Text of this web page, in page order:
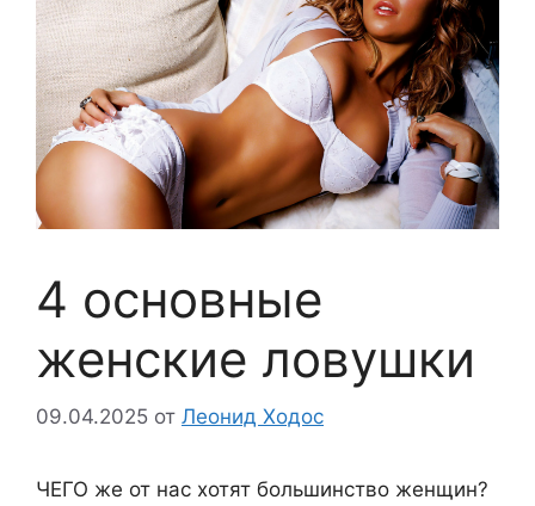
4 основные
женские ловушки
09.04.2025 от Леонид Ходос
ЧЕГО же от нас хотят большинство женщин?